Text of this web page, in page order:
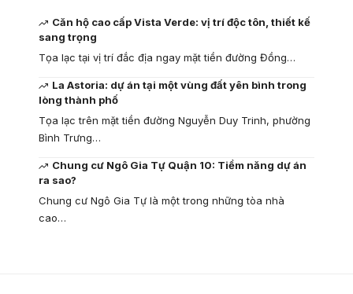
Căn hộ cao cấp Vista Verde: vị trí độc tôn, thiết kế
sang trọng
Tọa lạc tại vị trí đắc địa ngay mặt tiền đường Đồng…
La Astoria: dự án tại một vùng đất yên bình trong
lòng thành phố
Tọa lạc trên mặt tiền đường Nguyễn Duy Trinh, phường
Bình Trưng…
Chung cư Ngô Gia Tự Quận 10: Tiềm năng dự án
ra sao?
Chung cư Ngô Gia Tự là một trong những tòa nhà
cao…